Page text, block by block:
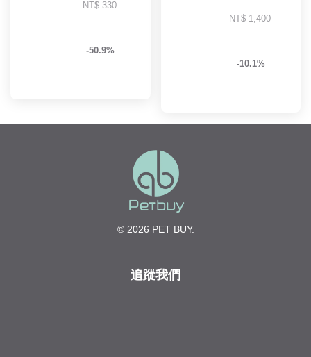
NT$ 330
-50.9%
NT$ 1,400
-10.1%
© 2026 PET BUY.
追蹤我們